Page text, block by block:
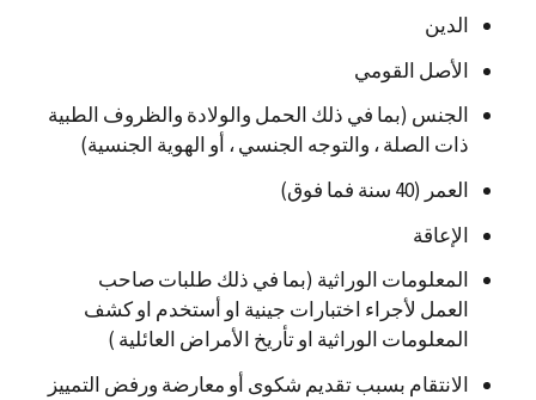
الدين
الأصل القومي
الجنس (بما في ذلك الحمل والولادة والظروف الطبية
ذات الصلة ، والتوجه الجنسي ، أو الهوية الجنسية)
العمر (40 سنة فما فوق)
الإعاقة
المعلومات الوراثية (بما في ذلك طلبات صاحب
العمل لأجراء اختبارات جينية او أستخدم او كشف
المعلومات الوراثية او تأريخ الأمراض العائلية )
الانتقام بسبب تقديم شكوى أو معارضة ورفض التمييز